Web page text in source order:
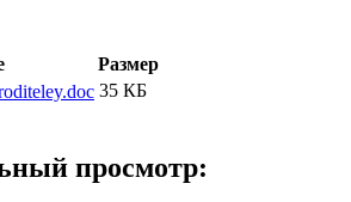
Размер
35 КБ
просмотр: